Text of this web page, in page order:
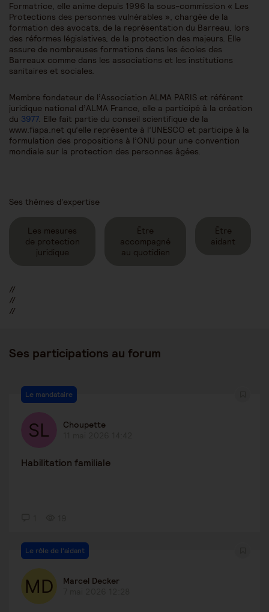
Formatrice, elle anime depuis 1996 la sous-commission « Les
Protections des personnes vulnérables », chargée de la
formation des avocats, de la représentation du Barreau, lors
des réformes législatives, de la protection des majeurs. Elle
assure de nombreuses formations dans les écoles des
Barreaux comme dans les associations et les institutions
sanitaires et sociales.
Membre fondateur de l’Association ALMA PARIS et référent
juridique national d’ALMA France, elle a participé à la création
du 3977. Elle fait partie du conseil scientifique de la
www.fiapa.net qu’elle représente à l’UNESCO et participe à la
formulation des propositions à l’ONU pour une convention
mondiale sur la protection des personnes âgées.
Ses thèmes d'expertise
Les mesures
de protection
juridique
Être
accompagné
au quotidien
Être
aidant
//
//
//
Ses participations au forum
Le mandataire
Choupette
Habilitation familiale
Le rôle de l'aidant
Marcel Decker